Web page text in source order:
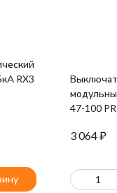
RX3
47-100
3 064₽